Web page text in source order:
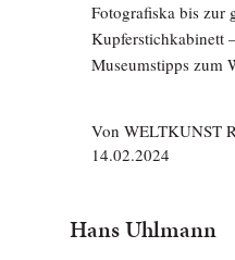
Fotografiska bis zur
Kupferstichkabinett
Museumstipps zum
Von WELTKUNST
14.02.2024
Hans Uhlmann